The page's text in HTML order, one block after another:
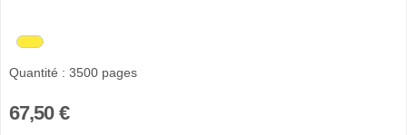
Quantité : 3500 pages
67,50 €